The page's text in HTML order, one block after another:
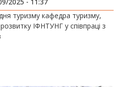
туризму кафедра туризму,
ІФНТУНГ у співпраці з